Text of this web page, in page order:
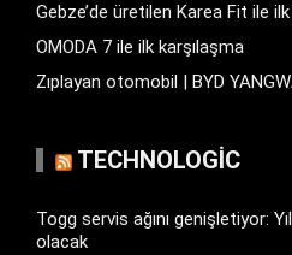
Gebze’de üretilen Karea Fit ile
OMODA 7 ile ilk karşılaşma
Zıplayan otomobil | BYD
TECHNOLOGIC
Togg servis ağını genişletiyor:
olacak